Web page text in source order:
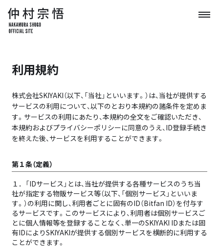
利用規約
株式会社SKIYAKI（以下、「当社」といいます。）は、当社が提供する
サービスの利用について、以下のとおり本規約の諸条件を定めま
す。サービスの利用にあたり、本規約の全文をご確認いただき、
本規約およびプライバシーポリシーに同意のうえ、ID登録手続き
を終えた後、サービスを利用することができます。
第１条（定義）
１． 「IDサービス」とは、当社が提供する各種サービスのうち当
社が指定する物販サービス等（以下、「個別サービス」といいま
す。）の利用に関し、利用者ごとに固有のID（Bitfan ID）を付与す
るサービスです。このサービスにより、利用者は個別サービスご
とに個人情報等を登録することなく、単一のSKIYAKI IDまたは固
有IDによりSKIYAKIが提供する個別サービスを横断的に利用する
ことができます。